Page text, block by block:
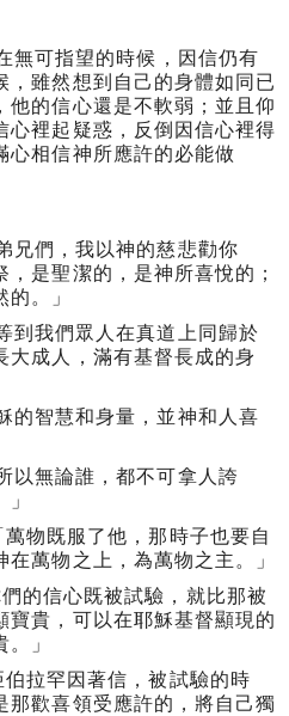
無可指望的時候，因信仍有
，雖然想到自己的身體如同已
他的信心還是不軟弱；並且仰
心裡起疑惑，反倒因信心裡得
心相信神所應許的必能做
兄們，我以神的慈悲勸你
是聖潔的，是神所喜悅的；
。」
到我們眾人在真道上同歸於
大成人，滿有基督長成的身
的智慧和身量，並神和人喜
以無論誰，都不可拿人誇
萬物既服了他，那時子也要自
萬物之上，為萬物之主。」
們的信心既被試驗，就比那被
寶貴，可以在耶穌基督顯現的
」
伯拉罕因著信，被試驗的時
那歡喜領受應許的，將自己獨